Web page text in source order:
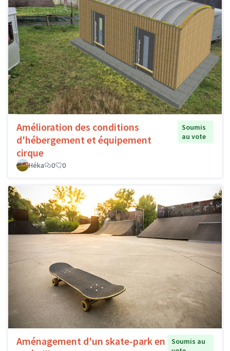
Amélioration des conditions
d'hébergement et équipement
cirque
Soumis
au vote
Héka 0 0
Aménagement d'un skate-park en
Soumis au